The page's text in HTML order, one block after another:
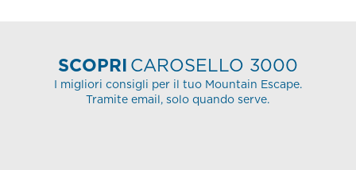
SCOPRICAROSELLO 3000
I migliori consigli per il tuo Mountain Escape.
Tramite email, solo quando serve.